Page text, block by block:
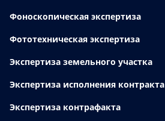
Фоноскопическая экспертиза
Фототехническая экспертиза
Экспертиза земельного участка
Экспертиза исполнения контракта
Экспертиза контрафакта